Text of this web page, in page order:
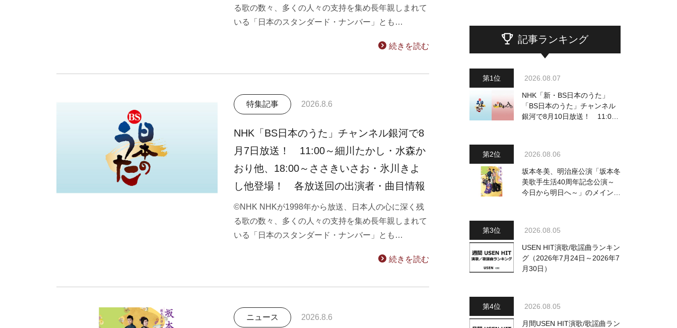
る歌の数々、多くの人々の支持を集め長年親しまれて
いる「日本のスタンダード・ナンバー」とも…
続きを読む
特集記事 2026.8.6
NHK「BS日本のうた」チャンネル銀河で8
月7日放送！ 11:00～細川たかし・水森か
おり他、18:00～ささきいさお・氷川きよ
し他登場！ 各放送回の出演者・曲目情報
©NHK NHKが1998年から放送、日本人の心に深く残
る歌の数々、多くの人々の支持を集め長年親しまれて
いる「日本のスタンダード・ナンバー」とも…
続きを読む
ニュース 2026.8.6
記事ランキング
2026.08.07
NHK「新・BS日本のうた」
「BS日本のうた」チャンネル
銀河で8月10日放送！ 11:00
出演者・曲目情報
2026.08.06
坂本冬美、明治座公演「坂本冬
美歌手生活40周年記念公演～
今日から明日へ～」のメインビ
2026.08.05
USEN HIT演歌/歌謡曲ランキン
グ（2026年7月24日～2026年7
月30日）
2026.08.05
月間USEN HIT演歌/歌謡曲ラン